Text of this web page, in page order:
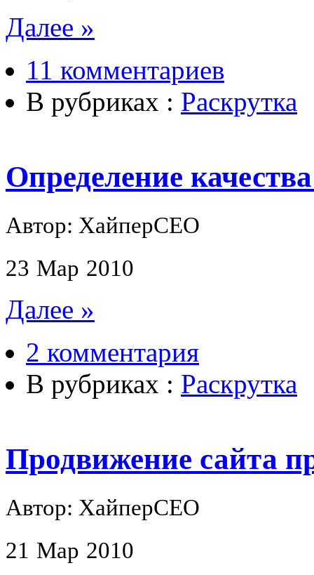
Далее »
11 комментариев
В рубриках : Раскрутка
Определение
Автор: ХайперСЕО
23 Мар 2010
Далее »
2 комментария
В рубриках : Раскрутка
Продвижение сайта
Автор: ХайперСЕО
21 Мар 2010